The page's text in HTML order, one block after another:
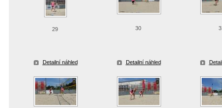
29
Detailní náhled
30
Detailní náhled